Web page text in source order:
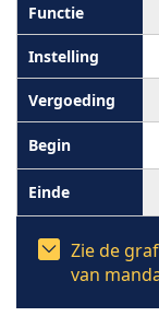
Zie de
van